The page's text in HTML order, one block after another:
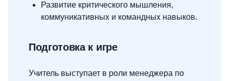
Развитие критического мышления,
коммуникативных и командных навыков.
Подготовка к игре
Учитель выступает в роли менеджера по